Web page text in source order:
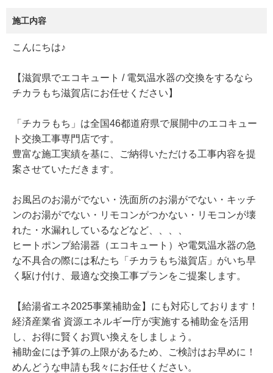
施工内容
こんにちは♪
【滋賀県でエコキュート / 電気温水器の交換をするなら
チカラもち滋賀店にお任せください】
「チカラもち」は全国46都道府県で展開中のエコキュー
ト交換工事専門店です。
豊富な施工実績を基に、ご納得いただける工事内容を提
案させていただきます。
お風呂のお湯がでない・洗面所のお湯がでない・キッチ
ンのお湯がでない・リモコンがつかない・リモコンが壊
れた・水漏れしているなどなど、、、、
ヒートポンプ給湯器（エコキュート）や電気温水器の急
な不具合の際には私たち「チカラもち滋賀店」がいち早
く駆け付け、最適な交換工事プランをご提案します。
【給湯省エネ2025事業補助金】にも対応しております！
経済産業省 資源エネルギー庁が実施する補助金を活用
し、お得に賢くお買い換えをしましょう。
補助金には予算の上限があるため、ご検討はお早めに！
めんどうな申請も我々にお任せください。